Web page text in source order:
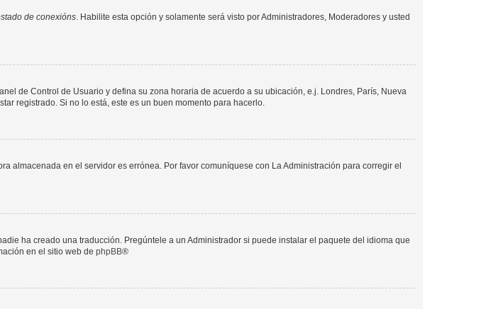
de conexións. Habilite esta opción y solamente será visto por Administradores, Moderadores y usted
de Control de Usuario y defina su zona horaria de acuerdo a su ubicación, e.j. Londres, París, Nueva
registrado. Si no lo está, este es un buen momento para hacerlo.
almacenada en el servidor es errónea. Por favor comuníquese con La Administración para corregir el
ha creado una traducción. Pregúntele a un Administrador si puede instalar el paquete del idioma que
en el sitio web de phpBB®